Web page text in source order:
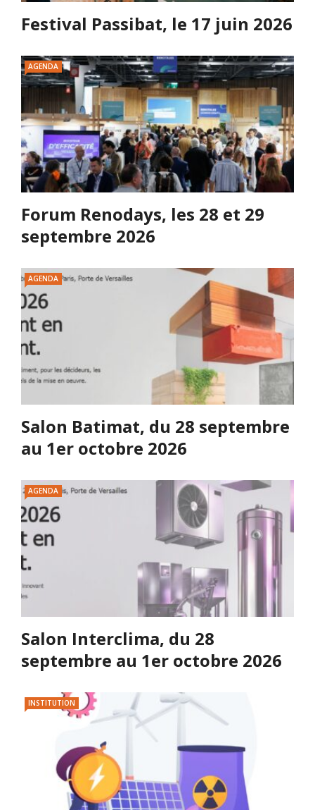
Festival Passibat, le 17 juin 2026
AGENDA
Forum Renodays, les 28 et 29
septembre 2026
AGENDA
Salon Batimat, du 28 septembre
au 1er octobre 2026
AGENDA
Salon Interclima, du 28
septembre au 1er octobre 2026
INSTITUTION